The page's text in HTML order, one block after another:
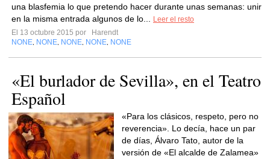
una blasfemia lo que pretendo hacer durante unas semanas: unir
en la misma entrada algunos de lo...
Leer el resto
El 13 octubre 2015 por
Harendt
NONE NONE NONE NONE NONE
«El burlador de Sevilla», en el Teatro
Español
«Para los clásicos, respeto, pero no
reverencia». Lo decía, hace un par
de días, Álvaro Tato, autor de la
versión de «El alcalde de Zalamea»